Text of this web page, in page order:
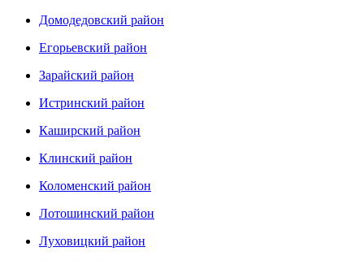
Домодедовский район
Егорьевский район
Зарайский район
Истринский район
Каширский район
Клинский район
Коломенский район
Лотошинский район
Луховицкий район